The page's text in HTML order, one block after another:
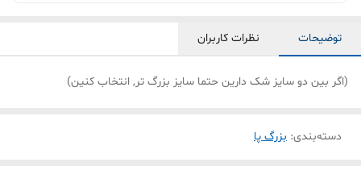
توضیحات نظرات کاربران
(اگر بین دو سایز شک دارین حتما سایز بزرگ تر, انتخاب کنین)
دسته‌بندی: بزرگ پا